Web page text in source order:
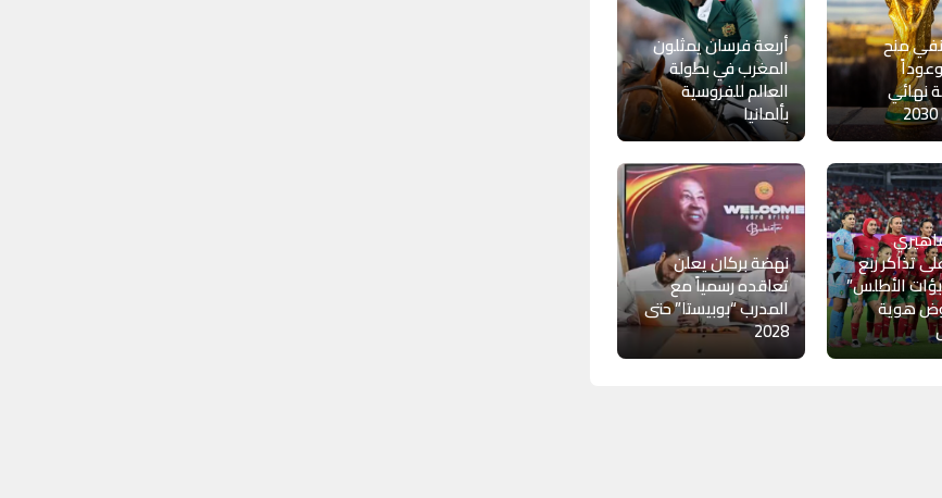
منح
نهائي
أربعة فرسان يمثلون
المغرب في بطولة
العالم للفروسية
بألمانيا
تذاكر ربع
الأطلس”
هوية
نهضة بركان يعلن
تعاقده رسمياً مع
المدرب “بوبيستا” حتى
2028